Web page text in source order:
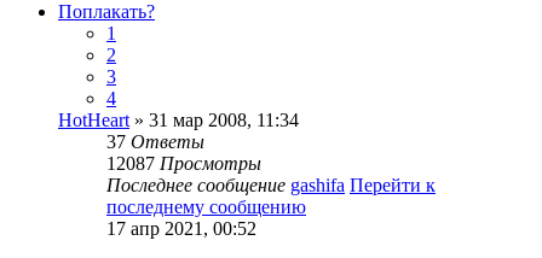
Поплакать?
1
2
3
4
HotHeart » 31 мар 2008, 11:34
37 Ответы
12087 Просмотры
Последнее сообщение gashifa Перейти к
последнему сообщению
17 апр 2021, 00:52